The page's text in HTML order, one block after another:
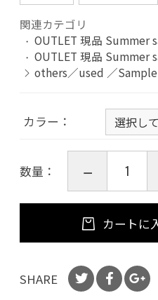
関連カテゴリ
OUTLET 現品 Summer
OUTLET 現品 Summer
others／used ／Sample
カラー
数量：
カートに
SHARE